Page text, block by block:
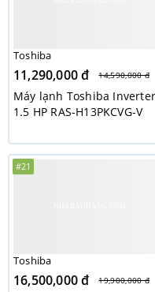
Toshiba
11,290,000 đ 14,590,000 đ
Máy lạnh Toshiba Inverter
1.5 HP RAS-H13PKCVG-V
#21
Toshiba
16,500,000 đ 19,900,000 đ